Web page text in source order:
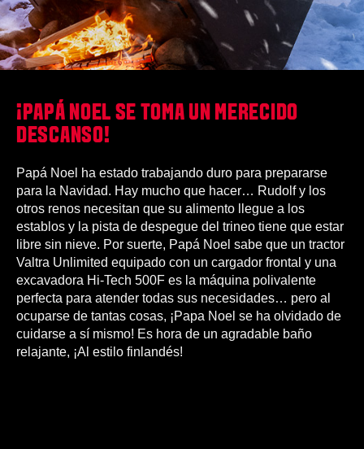
¡PAPÁ NOEL SE TOMA UN MERECIDO
DESCANSO!
Papá Noel ha estado trabajando duro para prepararse
para la Navidad. Hay mucho que hacer… Rudolf y los
otros renos necesitan que su alimento llegue a los
establos y la pista de despegue del trineo tiene que estar
libre sin nieve. Por suerte, Papá Noel sabe que un tractor
Valtra Unlimited equipado con un cargador frontal y una
excavadora Hi-Tech 500F es la máquina polivalente
perfecta para atender todas sus necesidades… pero al
ocuparse de tantas cosas, ¡Papa Noel se ha olvidado de
cuidarse a sí mismo! Es hora de un agradable baño
relajante, ¡Al estilo finlandés!